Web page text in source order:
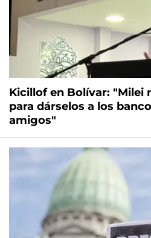
Kicillof en Bolívar: "Milei
para dárselos a los
amigos"